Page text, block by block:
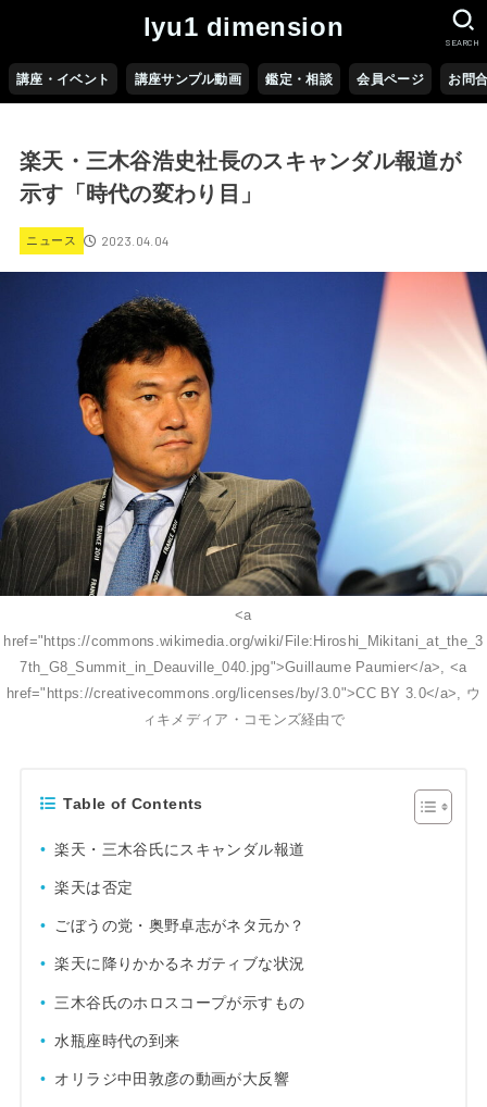
lyu1 dimension
講座・イベント 講座サンプル動画 鑑定・相談 会員ページ お問
SEARCH
楽天・三木谷浩史社長のスキャンダル報道が
示す「時代の変わり目」
ニュース 2023.04.04
<a
href="https://commons.wikimedia.org/wiki/File:Hiroshi_Mikitani_at_the_3
7th_G8_Summit_in_Deauville_040.jpg">Guillaume Paumier</a>, <a
href="https://creativecommons.org/licenses/by/3.0">CC BY 3.0</a>, ウ
ィキメディア・コモンズ経由で
Table of Contents
楽天・三木谷氏にスキャンダル報道
楽天は否定
ごぼうの党・奥野卓志がネタ元か？
楽天に降りかかるネガティブな状況
三木谷氏のホロスコープが示すもの
水瓶座時代の到来
オリラジ中田敦彦の動画が大反響